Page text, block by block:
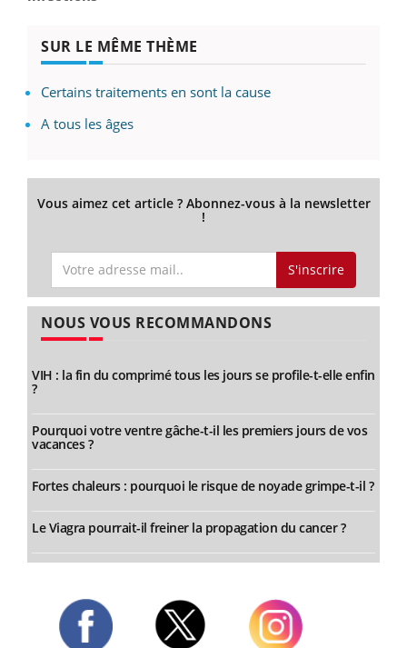
SUR LE MÊME THÈME
Certains traitements en sont la cause
A tous les âges
Vous aimez cet article ? Abonnez-vous à la newsletter
!
S'inscrire
NOUS VOUS RECOMMANDONS
VIH : la fin du comprimé tous les jours se profile-t-elle enfin
?
Pourquoi votre ventre gâche-t-il les premiers jours de vos
vacances ?
Fortes chaleurs : pourquoi le risque de noyade grimpe-t-il ?
Le Viagra pourrait-il freiner la propagation du cancer ?